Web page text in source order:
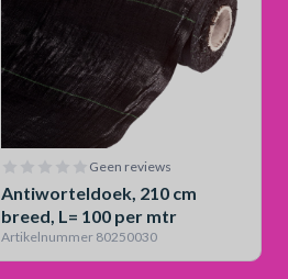
Geen reviews
Antiworteldoek, 210 cm
breed, L= 100 per mtr
Artikelnummer 80250030